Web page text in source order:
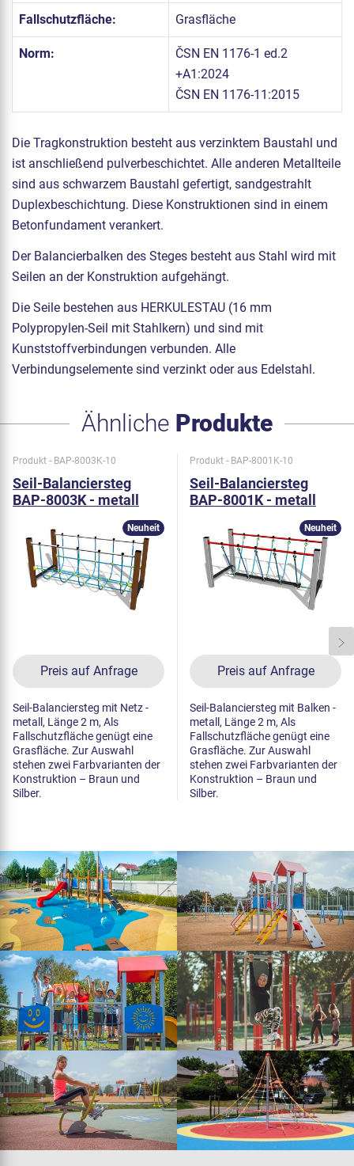
Fallschutzfläche: Grasfläche
Norm:
ČSN EN 1176-1 ed.2
+A1:2024
ČSN EN 1176-11:2015
Die Tragkonstruktion besteht aus verzinktem Baustahl und
ist anschließend pulverbeschichtet. Alle anderen Metallteile
sind aus schwarzem Baustahl gefertigt, sandgestrahlt
Duplexbeschichtung. Diese Konstruktionen sind in einem
Betonfundament verankert.
Der Balancierbalken des Steges besteht aus Stahl wird mit
Seilen an der Konstruktion aufgehängt.
Die Seile bestehen aus HERKULESTAU (16 mm
Polypropylen-Seil mit Stahlkern) und sind mit
Kunststoffverbindungen verbunden. Alle
Verbindungselemente sind verzinkt oder aus Edelstahl.
Ähnliche Produkte
Produkt - BAP-8003K-10
Seil-Balanciersteg
BAP-8003K - metall
Preis auf Anfrage
Neuheit
Seil-Balanciersteg mit Netz -
metall, Länge 2 m, Als
Fallschutzfläche genügt eine
Grasfläche. Zur Auswahl
stehen zwei Farbvarianten der
Konstruktion – Braun und
Silber.
Produkt - BAP-8001K-10
Seil-Balanciersteg
BAP-8001K - metall
Preis auf Anfrage
Neuheit
Seil-Balanciersteg mit Balken -
metall, Länge 2 m, Als
Fallschutzfläche genügt eine
Grasfläche. Zur Auswahl
stehen zwei Farbvarianten der
Konstruktion – Braun und
Silber.